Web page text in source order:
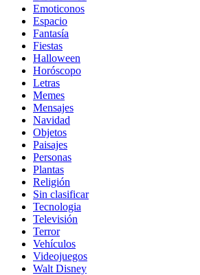
Emoticonos
Espacio
Fantasía
Fiestas
Halloween
Horóscopo
Letras
Memes
Mensajes
Navidad
Objetos
Paisajes
Personas
Plantas
Religión
Sin clasificar
Tecnologia
Televisión
Terror
Vehículos
Videojuegos
Walt Disney